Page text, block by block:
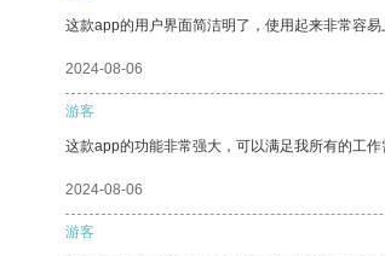
这款app的用户界面简洁明了，使用起来非常容
2024-08-06
游客
这款app的功能非常强大，可以满足我所有的工
2024-08-06
游客